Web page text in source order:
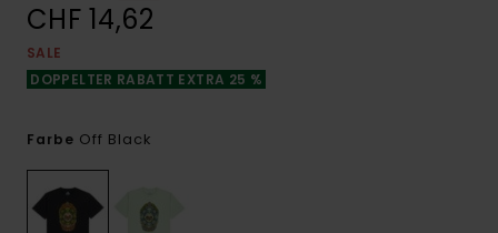
CHF 14,62
SALE
DOPPELTER RABATT EXTRA 25 %
Farbe Off Black